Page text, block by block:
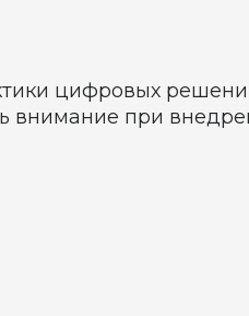
цифровых
внимание при